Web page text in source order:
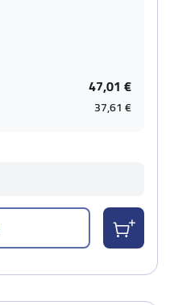
47,01 €
37,61 €